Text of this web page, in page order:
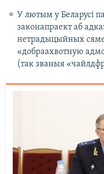
У лютым у Беларусі
законапраект аб
нетрадыцыйных
«добраахвотную
(так званыя